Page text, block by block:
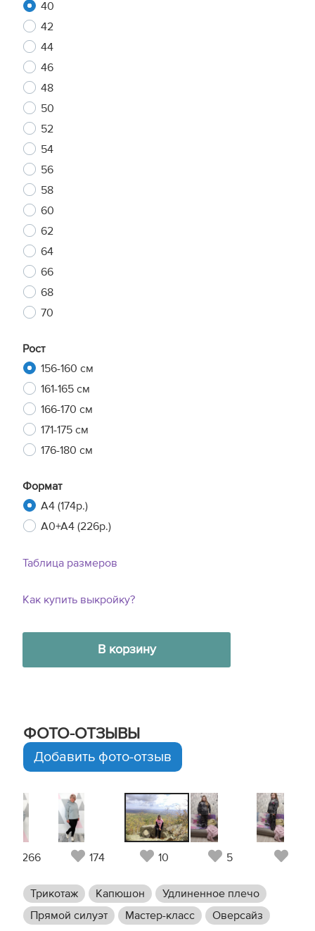
40
42
44
46
48
50
52
54
56
58
60
62
64
66
68
70
Рост
156-160 см
161-165 см
166-170 см
171-175 см
176-180 см
Формат
A4 (174р.)
A0+A4 (226р.)
Таблица размеров
Как купить выкройку?
В корзину
ФОТО-ОТЗЫВЫ
Добавить фото-отзыв
266 174 10 5
Трикотаж Капюшон
Удлиненное плечо
Прямой силуэт
Мастер-класс Оверсайз